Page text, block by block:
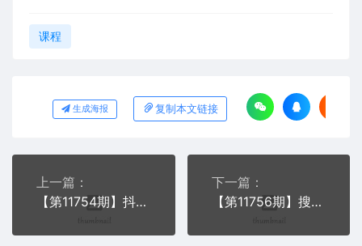
课程
生成海报 复制本文链接
上一篇：
【第11754期】抖音快递回收，2024年最暴利项目，小白容易上手
下一篇：
【第11756期】搜狐广告掘金，单日单账号100+，可无限放大